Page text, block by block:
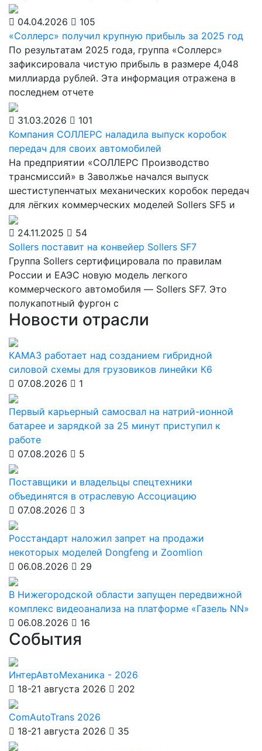
04.04.2026
105
«Соллерс» получил крупную прибыль за 2025 год
По результатам 2025 года, группа «Соллерс»
зафиксировала чистую прибыль в размере 4,048
миллиарда рублей. Эта информация отражена в
последнем отчете
31.03.2026
101
Компания СОЛЛЕРС наладила выпуск коробок
передач для своих автомобилей
На предприятии «СОЛЛЕРС Производство
трансмиссий» в Заволжье начался выпуск
шестиступенчатых механических коробок передач
для лёгких коммерческих моделей Sollers SF5 и
24.11.2025
54
Sollers поставит на конвейер Sollers SF7
Группа Sollers сертифицировала по правилам
России и ЕАЭС новую модель легкого
коммерческого автомобиля — Sollers SF7. Это
полукапотный фургон с
Новости отрасли
КАМАЗ работает над созданием гибридной
силовой схемы для грузовиков линейки К6
07.08.2026
1
Первый карьерный самосвал на натрий-ионной
батарее и зарядкой за 25 минут приступил к
работе
07.08.2026
5
Поставщики и владельцы спецтехники
объединятся в отраслевую Ассоциацию
07.08.2026
3
Росстандарт наложил запрет на продажи
некоторых моделей Dongfeng и Zoomlion
06.08.2026
29
В Нижегородской области запущен передвижной
комплекс видеоанализа на платформе «Газель NN»
06.08.2026
16
События
ИнтерАвтоМеханика - 2026
18-21 августа 2026
202
ComAutoTrans 2026
18-21 августа 2026
35